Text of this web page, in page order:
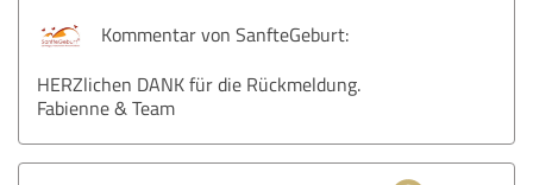
Kommentar von SanfteGeburt:
HERZlichen DANK für die Rückmeldung.
Fabienne & Team